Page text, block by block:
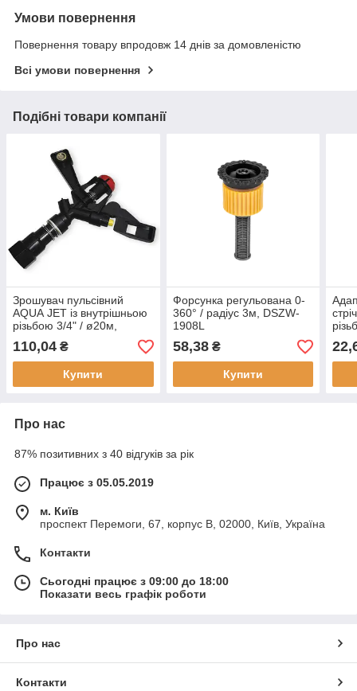
Умови повернення
Повернення товару впродовж 14 днів за домовленістю
Всі умови повернення
Подібні товари компанії
Зрошувач пульсівний
AQUA JET із внутрішньою
різьбою 3/4" / ø20м,
BLACK LINE, AJ-TS6005
110,04 ₴
Купити
Форсунка регульована 0-
360° / радіус 3м, DSZW-
1908L
58,38₴
Купити
Про нас
87% позитивних з 40 відгуків за рік
Працює з 05.05.2019
м. Київ
проспект Перемоги, 67, корпус В, 02000, Київ, Україна
Контакти
Сьогодні працює з 09:00 до 18:00
Показати весь графік роботи
Про нас
Контакти